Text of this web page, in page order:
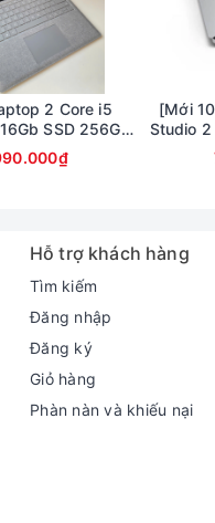
x 1024 với mật độ điểm
100%sRGB, cho màu
2 Core i5
SSD 256Gb
2,5K cảm ứng
[Mới
Studio 2
64GB
Hỗ trợ khách hàng
Tìm kiếm
Đăng nhập
Đăng ký
Giỏ hàng
Phàn nàn và khiếu nại